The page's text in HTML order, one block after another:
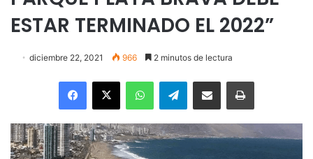
ESTAR TERMINADO EL 2022”
diciembre 22, 2021 966 2 minutos de lectura
Facebook
X WhatsAppTelegramEnviar vía email Imprimir